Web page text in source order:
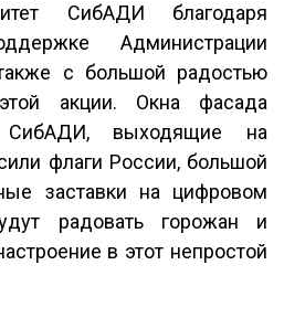
СибАДИ благодаря
Администрации
с большой радостью
акции. Окна фасада
СибАДИ, выходящие на
флаги России, большой
заставки на цифровом
радовать горожан и
в этот непростой